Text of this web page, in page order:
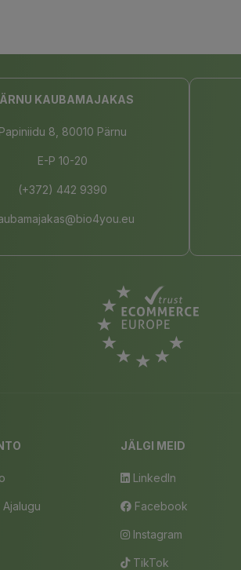
KAUBAMAJAKAS
Papiniidu 8, 80010 Pärnu
E-P 10-20
(+372) 442 9390
Ajalugu
JÄLGI MEID
LinkedIn
Facebook
Instagram
TikTok